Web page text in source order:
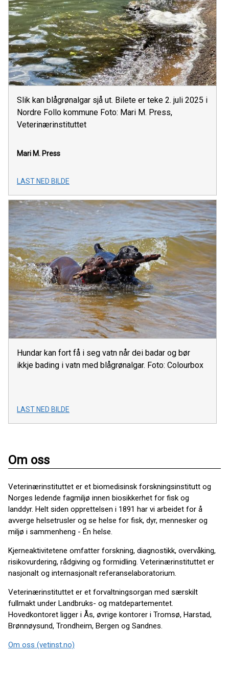
Slik kan blågrønalgar sjå ut. Bilete er teke 2. juli 2025 i
Nordre Follo kommune Foto: Mari M. Press,
Veterinærinstituttet
Mari M. Press
LAST NED BILDE
Hundar kan fort få i seg vatn når dei badar og bør
ikkje bading i vatn med blågrønalgar. Foto: Colourbox
LAST NED BILDE
Om oss
Veterinærinstituttet er et biomedisinsk forskningsinstitutt og
Norges ledende fagmiljø innen biosikkerhet for fisk og
landdyr. Helt siden opprettelsen i 1891 har vi arbeidet for å
avverge helsetrusler og se helse for fisk, dyr, mennesker og
miljø i sammenheng - Én helse.
Kjerneaktivitetene omfatter forskning, diagnostikk, overvåking,
risikovurdering, rådgiving og formidling. Veterinærinstituttet er
nasjonalt og internasjonalt referanselaboratorium.
Veterinærinstituttet er et forvaltningsorgan med særskilt
fullmakt under Landbruks- og matdepartementet.
Hovedkontoret ligger i Ås, øvrige kontorer i Tromsø, Harstad,
Brønnøysund, Trondheim, Bergen og Sandnes.
Om oss (vetinst.no)